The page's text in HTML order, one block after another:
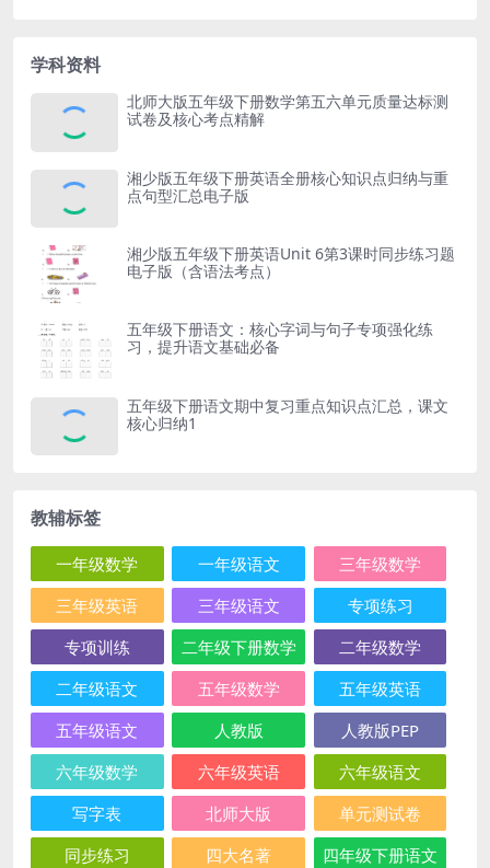
学科资料
北师大版五年级下册数学第五六单元质量达标测
试卷及核心考点精解
湘少版五年级下册英语全册核心知识点归纳与重
点句型汇总电子版
湘少版五年级下册英语Unit 6第3课时同步练习题
电子版（含语法考点）
五年级下册语文：核心字词与句子专项强化练
习，提升语文基础必备
五年级下册语文期中复习重点知识点汇总，课文
核心归纳1
教辅标签
一年级数学 一年级语文
三年级数学
三年级英语
三年级语文
专项练习
专项训练
二年级下册数学
二年级数学
二年级语文
五年级数学
五年级英语
五年级语文
人教版
人教版PEP
六年级数学
六年级英语
六年级语文
写字表
北师大版
单元测试卷
同步练习
四大名著
四年级下册语文